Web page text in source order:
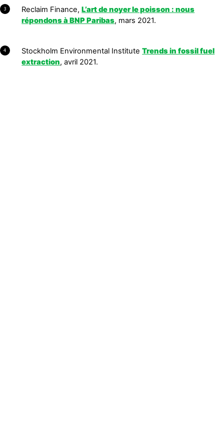
3 Reclaim Finance,L’art de noyer le poisson : nous
répondons à BNP Paribas, mars 2021.
4 Stockholm Environmental InstituteTrends in fossil fuel
extraction, avril 2021.